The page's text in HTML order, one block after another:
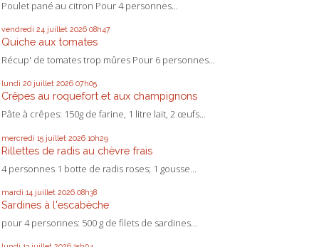
Poulet pané au citron Pour 4 personnes...
vendredi 24 juillet 2026 08h47
Quiche aux tomates
Récup' de tomates trop mûres Pour 6 personnes...
lundi 20 juillet 2026 07h05
Crêpes au roquefort et aux champignons
Pâte à crêpes: 150g de farine, 1 litre lait, 2 œufs...
mercredi 15 juillet 2026 10h29
Rillettes de radis au chèvre frais
4 personnes 1 botte de radis roses; 1 gousse...
mardi 14 juillet 2026 08h38
Sardines à l'escabèche
pour 4 personnes: 500 g de filets de sardines...